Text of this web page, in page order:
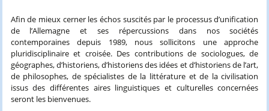
Afin de mieux cerner les échos suscités par le processus d’unification
de l’Allemagne et ses répercussions dans nos sociétés
contemporaines depuis 1989, nous sollicitons une approche
pluridisciplinaire et croisée. Des contributions de sociologues, de
géographes, d’historiens, d’historiens des idées et d’historiens de l’art,
de philosophes, de spécialistes de la littérature et de la civilisation
issus des différentes aires linguistiques et culturelles concernées
seront les bienvenues.